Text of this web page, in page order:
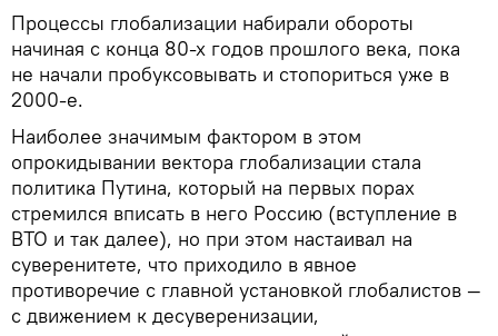
Процессы глобализации набирали обороты
начиная с конца 80-х годов прошлого века, пока
не начали пробуксовывать и стопориться уже в
2000-е.
Наиболее значимым фактором в этом
опрокидывании вектора глобализации стала
политика Путина, который на первых порах
стремился вписать в него Россию (вступление в
ВТО и так далее), но при этом настаивал на
суверенитете, что приходило в явное
противоречие с главной установкой глобалистов —
с движением к десуверенизации,